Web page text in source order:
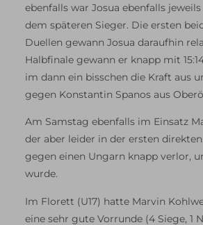
ebenfalls war Josua ebenfalls
dem späteren Sieger. Die ersten
Duellen gewann Josua daraufhin
Halbfinale gewann er knapp mit
im dann ein bisschen die Kraft aus
gegen Konstantin Spanos aus
Am Samstag ebenfalls im Einsatz
der aber leider in der ersten
gegen einen Ungarn knapp verlor,
wurde.
Im Florett (U17) hatte Marvin
eine sehr gute Vorrunde (4 Siege, 1